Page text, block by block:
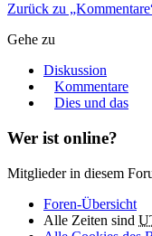
Zurück zu
Gehe zu
Diskussion
Kommentare
Dies und das
Wer ist online?
Mitglieder in diesem
Foren-Übersicht
Alle Zeiten sind